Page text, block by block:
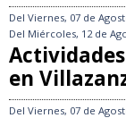
Del Viernes, 07 de
Del Miércoles, 12 de
en
Del Viernes, 07 de